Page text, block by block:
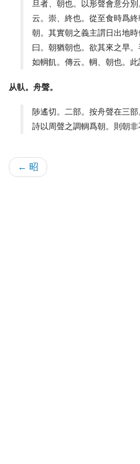
旦者、朝也。以形聲會意分
云。崇、終也。從至食時爲
朝。其實朝之義主謂日出地
曰。朝猶朝也。欲其來之早
如輖飢。傳云。輖、朝也。此
从倝。舟聲。
陟遙切。二部。按舟聲在三
詩以周聲之調輖爲朝。則朝非
← 昭